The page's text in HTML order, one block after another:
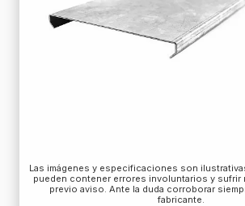
Las imágenes y especificaciones son
pueden contener errores involuntarios y sufrir
previo aviso. Ante la duda corroborar
fabricante.